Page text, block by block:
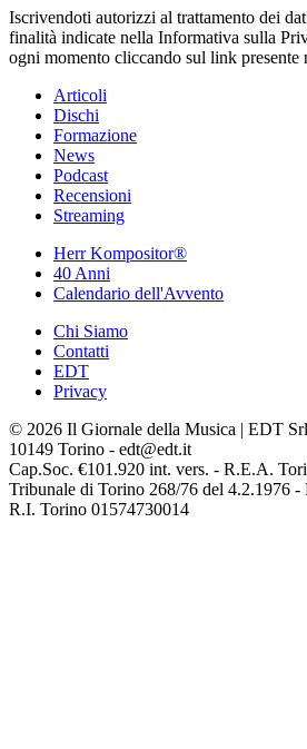
Iscrivendoti autorizzi al trattamento dei
finalità indicate nella Informativa sulla
ogni momento cliccando sul link presente
Articoli
Dischi
Formazione
News
Podcast
Recensioni
Streaming
Herr Kompositor®
40 Anni
Calendario dell'Avvento
Chi Siamo
Contatti
EDT
Privacy
© 2026 Il Giornale della Musica | EDT
10149 Torino - edt@edt.it
Cap.Soc. €101.920 int. vers. - R.E.A.
Tribunale di Torino 268/76 del 4.2.1976 -
R.I. Torino 01574730014